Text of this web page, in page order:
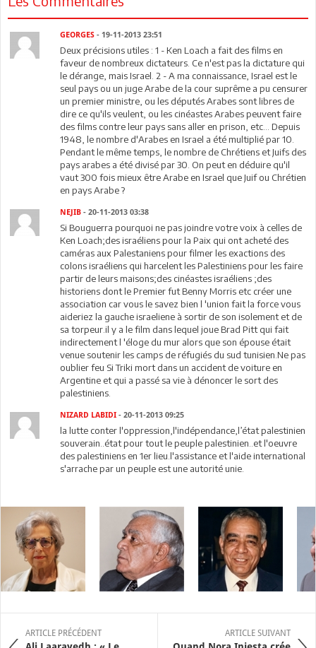
GEORGES - 19-11-2013 23:51
Deux précisions utiles : 1 - Ken Loach a fait des films en
faveur de nombreux dictateurs. Ce n'est pas la dictature qui
le dérange, mais Israel. 2 - A ma connaissance, Israel est le
seul pays ou un juge Arabe de la cour suprême a pu censurer
un premier ministre, ou les députés Arabes sont libres de
dire ce qu'ils veulent, ou les cinéastes Arabes peuvent faire
des films contre leur pays sans aller en prison, etc... Depuis
1948, le nombre d'Arabes en Israel a été multiplié par 10.
Pendant le même temps, le nombre de Chrétiens et Juifs des
pays arabes a été divisé par 30. On peut en déduire qu'il
vaut 300 fois mieux être Arabe en Israel que Juif ou Chrétien
en pays Arabe ?
NEJIB - 20-11-2013 03:38
Si Bouguerra pourquoi ne pas joindre votre voix à celles de
Ken Loach;des israéliens pour la Paix qui ont acheté des
caméras aux Palestaniens pour filmer les exactions des
colons israéliens qui harcelent les Palestiniens pour les faire
partir de leurs maisons;des cinéastes israéliens ;des
historiens dont le Premier fut Benny Morris etc créer une
association car vous le savez bien l 'union fait la force vous
aideriez la gauche israeliene à sortir de son isolement et de
sa torpeur.il y a le film dans lequel joue Brad Pitt qui fait
indirectement l 'éloge du mur alors que son épouse était
venue soutenir les camps de réfugiés du sud tunisien.Ne pas
oublier feu Si Triki mort dans un accident de voiture en
Argentine et qui a passé sa vie à dénoncer le sort des
palestiniens.
NIZARD LABIDI - 20-11-2013 09:25
la lutte conter l'oppression,l'indépendance,l’état palestinien
souverain..état pour tout le peuple palestinien..et l'oeuvre
des palestiniens en 1er lieu.l'assistance et l'aide international
s'arrache par un peuple est une autorité unie.
ARTICLE PRÉCÉDENT ARTICLE SUIVANT